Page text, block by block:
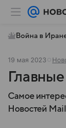
Война в
19 мая 2023
Самое
Новостей